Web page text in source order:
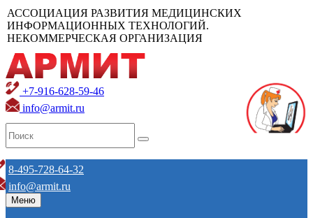
АССОЦИАЦИЯ РАЗВИТИЯ МЕДИЦИНСКИХ
ИНФОРМАЦИОННЫХ ТЕХНОЛОГИЙ.
НЕКОММЕРЧЕСКАЯ ОРГАНИЗАЦИЯ
+7-916-628-59-46
info@armit.ru
8-495-728-64-32
info@armit.ru
Меню